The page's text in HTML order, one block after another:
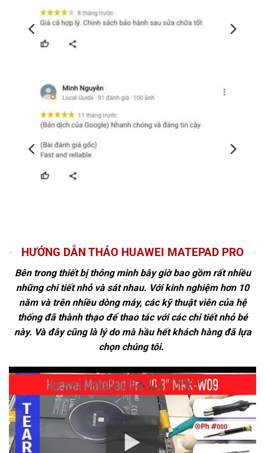
HƯỚNG DẪN THÁO HUAWEI MATEPAD PRO
Bên trong thiết bị thông minh bây giờ bao gồm rất nhiều
những chi tiết nhỏ và sát nhau. Với kinh nghiệm hơn 10
năm và trên nhiều dòng máy, các kỹ thuật viên của hệ
thống đã thành thạo để thao tác với các chi tiết nhỏ bé
này. Và đây cũng là lý do mà hầu hết khách hàng đã lựa
chọn chúng tôi.